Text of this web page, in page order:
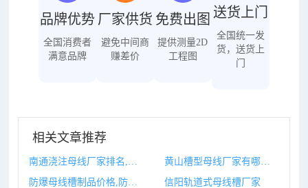
品牌优势
全国消费者
满意品牌
厂家供货
避免中间商
赚差价
免费出图
提供测量2D
工程图
送货上门
全国统一发
货，送货上
门
相关文章推荐
信阳轨道式母线槽厂家